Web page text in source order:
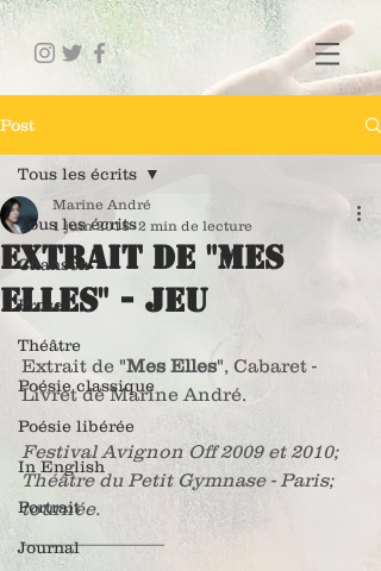
Post
Tous les écrits
Chanson
Prose
Théâtre
Poésie classique
Poésie libérée
In English
Portrait
Journal
Tous les écrits
Extrait de "Mes
Elles" - Jeu
Marine André
1 juin 2018 2 min de lecture
Extrait de "Mes Elles", Cabaret -
Livret de Marine André.
Festival Avignon Off 2009 et 2010;
Théâtre du Petit Gymnase - Paris;
tournée.
_______________